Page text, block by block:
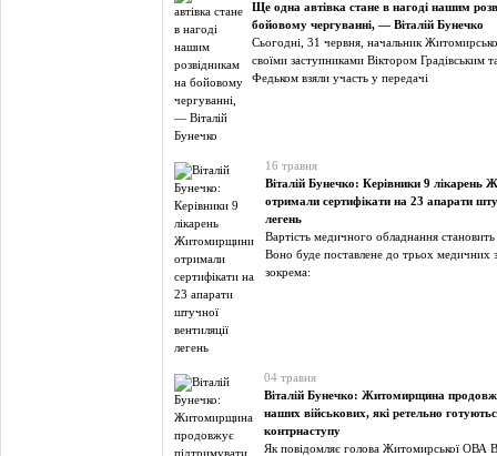
Ще одна автівка стане в нагоді нашим
бойовому чергуванні, — Віталій Бунечко
Сьогодні, 31 червня, начальник
своїми заступниками Віктором Градівським
Федьком взяли участь у передачі
16 травня
Віталій Бунечко: Керівники 9 лікарень
отримали сертифікати на 23 апарати
легень
Вартість медичного обладнання
Воно буде поставлене до трьох медичних
зокрема:
04 травня
Віталій Бунечко: Житомирщина
наших військових, які ретельно
контрнаступу
Як повідомляє голова Житомирської ОВА